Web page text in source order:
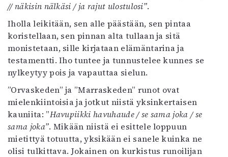
// näkisin nälkäsi / ja rajut ulostulosi”.
Iholla leikitään, sen alle päästään, sen pintaa
koristellaan, sen pinnan alta tullaan ja sitä
monistetaan, sille kirjataan elämäntarina ja
testamentti. Iho tuntee ja tunnustelee kunnes se
nylkeytyy pois ja vapauttaa sielun.
”Orvaskeden” ja ”Marraskeden” runot ovat
mielenkiintoisia ja jotkut niistä yksinkertaisen
kauniita: ”Havupiikki havuhaude / se sama joka / se
sama joka”. Mikään niistä ei esittele loppuun
mietittyä totuutta, yksikään ei sanele kuinka ne
olisi tulkittava. Jokainen on kurkistus runoilijan